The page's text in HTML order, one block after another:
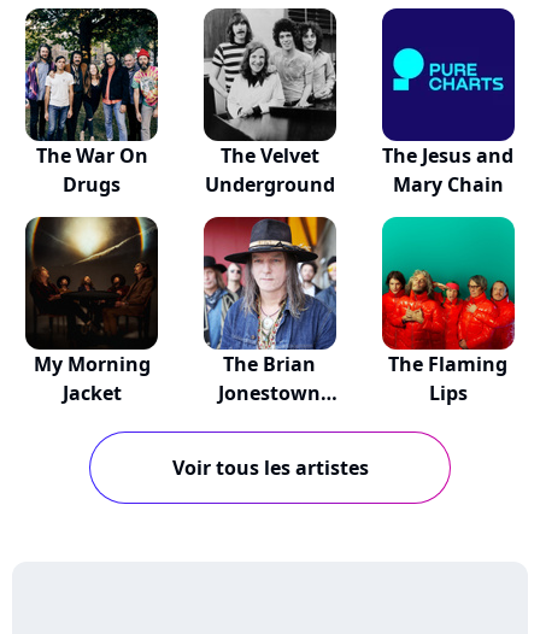
The War On
Drugs
The Velvet
Underground
The Jesus and
Mary Chain
My Morning
Jacket
The Brian
Jonestown
The Flaming
Lips
Voir tous les artistes